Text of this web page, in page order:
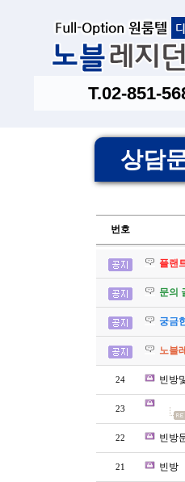
T.02-851-
상담
번호
플랜
문의
궁금
노블
24 빈방
23
22 빈방
21 빈방